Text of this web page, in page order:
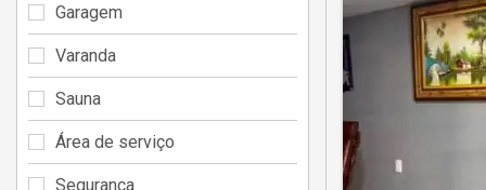
Garagem
Varanda
Sauna
Área de serviço
Segurança